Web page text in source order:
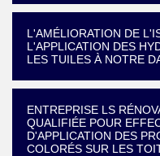
L'AMÉLIORATION DE
L'APPLICATION DES
LES TUILES À NOTRE
ENTREPRISE LS
QUALIFIÉE POUR
D'APPLICATION DES
COLORÉS SUR LES